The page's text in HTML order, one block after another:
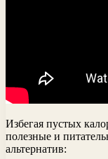
Избегая пустых
полезные и
альтернатив: